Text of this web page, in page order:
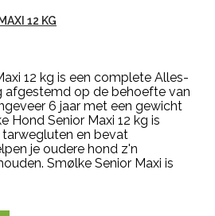
12 KG
12 kg is een complete Alles-
afgestemd op de behoefte van
6 jaar met een gewicht
Hond Senior Maxi 12 kg is
en bevat
je oudere hond z'n
Smølke Senior Maxi is